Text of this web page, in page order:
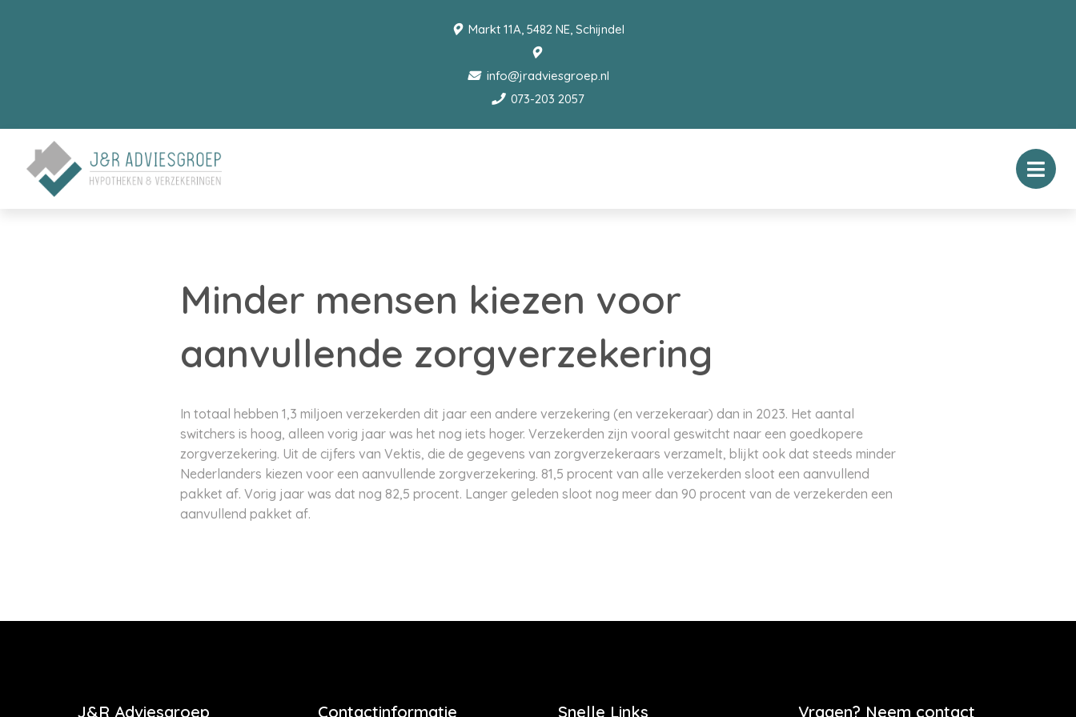
Markt 11A, 5482 NE, Schijndel
info@jradviesgroep.nl
073-203 2057
Minder mensen kiezen voor
aanvullende zorgverzekering
In totaal hebben 1,3 miljoen verzekerden dit jaar een andere verzekering (en verzekeraar) dan in 2023. Het aantal
switchers is hoog, alleen vorig jaar was het nog iets hoger. Verzekerden zijn vooral geswitcht naar een goedkopere
zorgverzekering. Uit de cijfers van Vektis, die de gegevens van zorgverzekeraars verzamelt, blijkt ook dat steeds minder
Nederlanders kiezen voor een aanvullende zorgverzekering. 81,5 procent van alle verzekerden sloot een aanvullend
pakket af. Vorig jaar was dat nog 82,5 procent. Langer geleden sloot nog meer dan 90 procent van de verzekerden een
aanvullend pakket af.
J&R Adviesgroep Contactinformatie Snelle Links Vragen? Neem contact